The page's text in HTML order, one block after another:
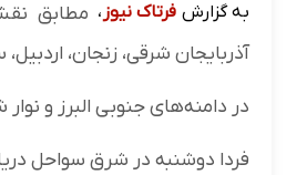
به گزارش فرتاک نیوز ، مطابق
آذربایجان شرقی، زنجان،
در دامنه‌های جنوبی البرز و
فردا دوشنبه در شرق سواحل